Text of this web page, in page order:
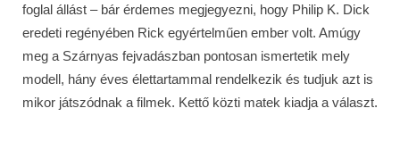
foglal állást – bár érdemes megjegyezni, hogy Philip K. Dick
eredeti regényében Rick egyértelműen ember volt. Amúgy
meg a Szárnyas fejvadászban pontosan ismertetik mely
modell, hány éves élettartammal rendelkezik és tudjuk azt is
mikor játszódnak a filmek. Kettő közti matek kiadja a választ.